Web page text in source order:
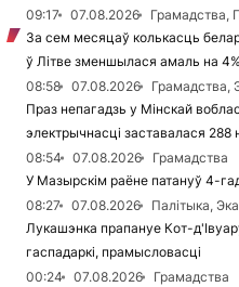
09:17
07.08.2026
Грамадства,
За сем месяцаў колькасць
ў Літве зменшылася амаль на
08:58
07.08.2026
Грамадства,
Праз непагадзь у Мінскай
электрычнасці заставалася 288
08:54
07.08.2026
Грамадства
У Мазырскім раёне патануў 4-
08:27
07.08.2026
Палітыка,
Лукашэнка прапануе Кот-
гаспадаркі, прамысловасці
00:24
07.08.2026
Грамадства